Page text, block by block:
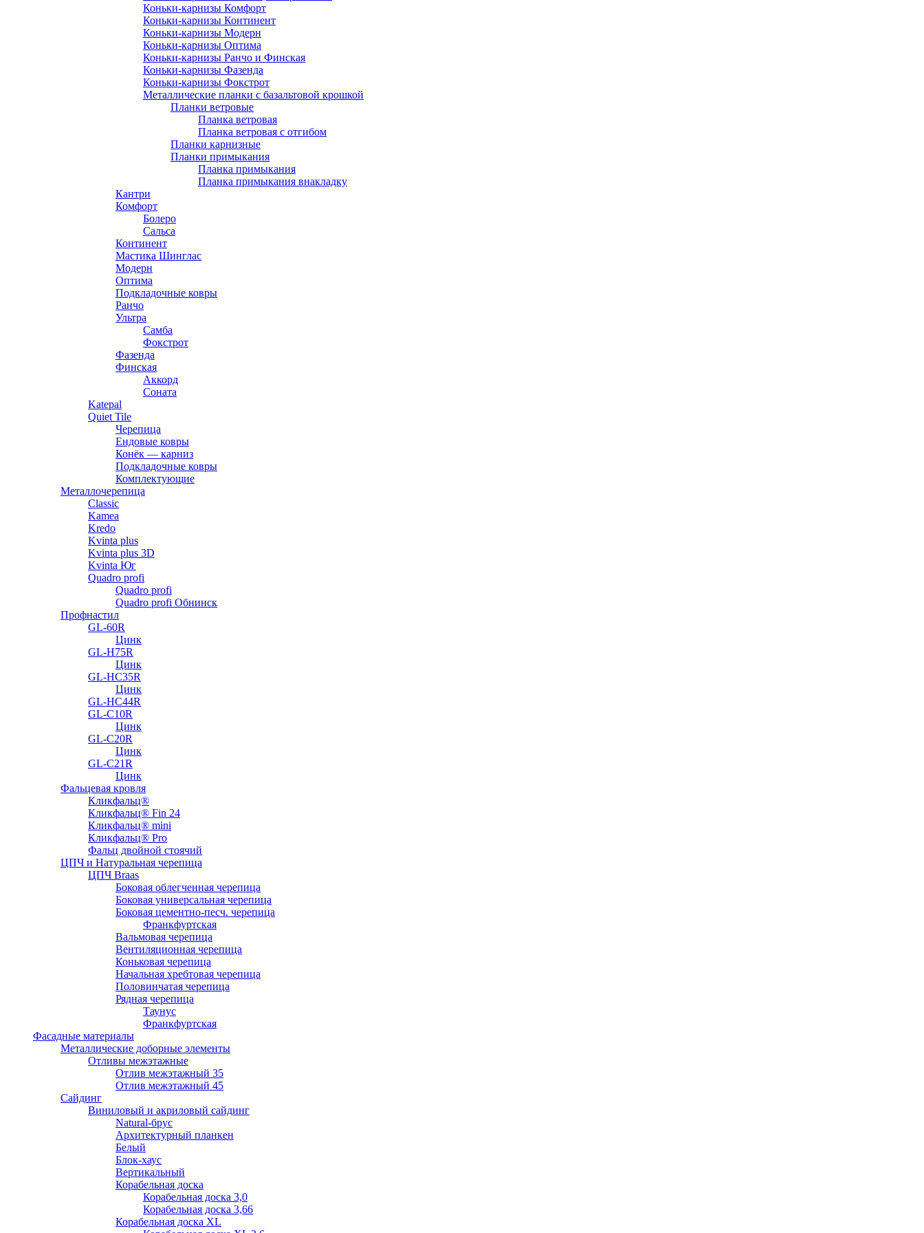
Коньки-карнизы Комфорт
Коньки-карнизы Континент
Коньки-карнизы Модерн
Коньки-карнизы Оптима
Коньки-карнизы Ранчо и Финская
Коньки-карнизы Фазенда
Коньки-карнизы Фокстрот
Металлические планки с базальтовой крошкой
Планки ветровые
Планка ветровая
Планка ветровая с отгибом
Планки карнизные
Планки примыкания
Планка примыкания
Планка примыкания внакладку
Кантри
Комфорт
Болеро
Сальса
Континент
Мастика Шинглас
Модерн
Оптима
Подкладочные ковры
Ранчо
Ультра
Самба
Фокстрот
Фазенда
Финская
Аккорд
Соната
Katepal
Quiet Tile
Черепица
Ендовые ковры
Конёк — карниз
Подкладочные ковры
Комплектующие
Металлочерепица
Classic
Kamea
Kredo
Kvinta plus
Kvinta plus 3D
Kvinta Юг
Quadro profi
Quadro profi
Quadro profi Обнинск
Профнастил
GL-60R
Цинк
GL-H75R
Цинк
GL-HC35R
Цинк
GL-HC44R
GL-С10R
Цинк
GL-С20R
Цинк
GL-С21R
Цинк
Фальцевая кровля
Кликфальц®
Кликфальц® Fin 24
Кликфальц® mini
Кликфальц® Pro
Фальц двойной стоячий
ЦПЧ и Натуральная черепица
ЦПЧ Braas
Боковая облегченная черепица
Боковая универсальная черепица
Боковая цементно-песч. черепица
Франкфуртская
Вальмовая черепица
Вентиляционная черепица
Коньковая черепица
Начальная хребтовая черепица
Половинчатая черепица
Рядная черепица
Таунус
Франкфуртская
Фасадные материалы
Металлические доборные элементы
Отливы межэтажные
Отлив межэтажный 35
Отлив межэтажный 45
Сайдинг
Виниловый и акриловый сайдинг
Natural-брус
Архитектурный планкен
Белый
Блок-хаус
Вертикальный
Корабельная доска
Корабельная доска 3,0
Корабельная доска 3,66
Корабельная доска XL